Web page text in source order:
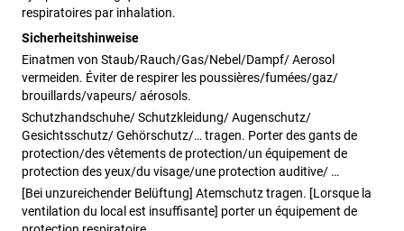
respiratoires par inhalation.
Sicherheitshinweise
Einatmen von Staub/Rauch/Gas/Nebel/Dampf/ Aerosol
vermeiden. Éviter de respirer les poussières/fumées/gaz/
brouillards/vapeurs/ aérosols.
Schutzhandschuhe/ Schutzkleidung/ Augenschutz/
Gesichtsschutz/ Gehörschutz/… tragen. Porter des gants de
protection/des vêtements de protection/un équipement de
protection des yeux/du visage/une protection auditive/ …
[Bei unzureichender Belüftung] Atemschutz tragen. [Lorsque la
ventilation du local est insuffisante] porter un équipement de